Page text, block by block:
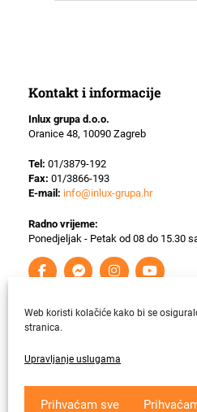
Web koristi kolačiće kako bi se
stranica.
Upravljanje uslugama
Prihvaćam sve
Kontakt i informacije
Inlux grupa d.o.o.
Oranice 48, 10090 Zagreb
Tel: 01/3879-192
Fax: 01/3866-193
E-mail: info@inlux-grupa.hr
Radno vrijeme:
Ponedjeljak - Petak od 08 do 15.30
Krajnji primatelj ﬁnancijskog